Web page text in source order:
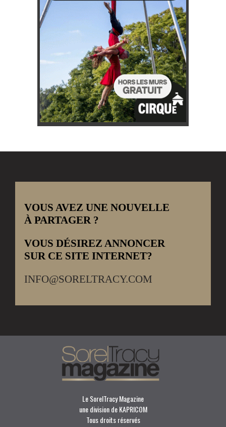
VOUS AVEZ UNE NOUVELLE
À PARTAGER ?
VOUS DÉSIREZ ANNONCER
SUR CE SITE INTERNET?
INFO@SORELTRACY.COM
Le SorelTracy Magazine
une division de KAPRICOM
Tous droits réservés